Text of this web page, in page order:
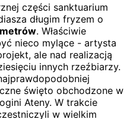
części sanktuarium
długim fryzem o
metrów. Właściwie
nieco mylące - artysta
ale nad realizacją
innych rzeźbiarzy.
święto obchodzone w
Ateny. W trakcie
w wielkim